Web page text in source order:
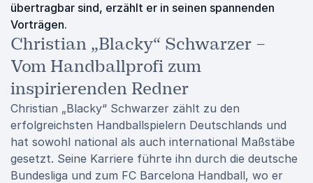
übertragbar sind, erzählt er in seinen spannenden
Vorträgen.
Christian „Blacky“ Schwarzer –
Vom Handballprofi zum
inspirierenden Redner
Christian „Blacky“ Schwarzer zählt zu den
erfolgreichsten Handballspielern Deutschlands und
hat sowohl national als auch international Maßstäbe
gesetzt. Seine Karriere führte ihn durch die deutsche
Bundesliga und zum FC Barcelona Handball, wo er